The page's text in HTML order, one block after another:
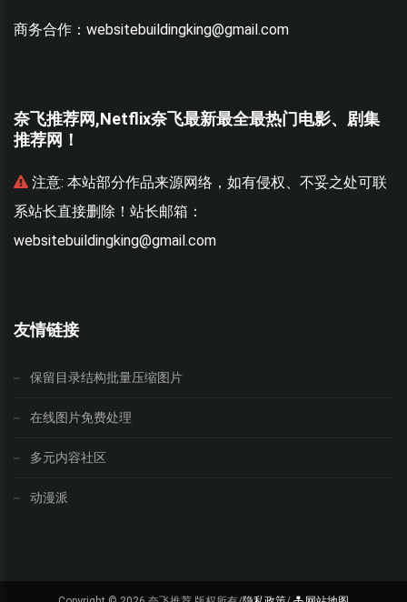
商务合作：websitebuildingking@gmail.com
奈飞推荐网,Netflix奈飞最新最全最热门电影、剧集
推荐网！
注意: 本站部分作品来源网络，如有侵权、不妥之处可联
系站长直接删除！站长邮箱：
websitebuildingking@gmail.com
友情链接
保留目录结构批量压缩图片
在线图片免费处理
多元内容社区
动漫派